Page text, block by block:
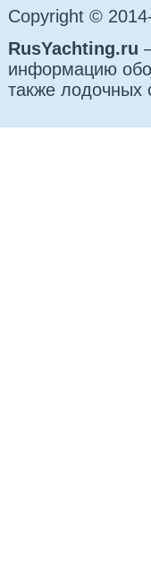
Copyright ©
RusYachting.ru
информацию обо
также лодочных